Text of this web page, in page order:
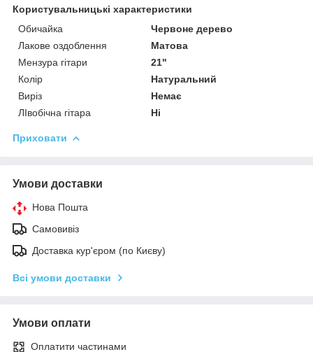
Користувальницькі характеристики
Обичайка
Червоне дерево
Лакове оздоблення
Матова
Мензура гітари
21"
Колір
Натуральний
Виріз
Немає
ЛІвобічна гітара
Ні
Приховати
Умови доставки
Нова Пошта
Самовивіз
Доставка кур'єром (по Києву)
Всі умови доставки
Умови оплати
Оплатити частинами